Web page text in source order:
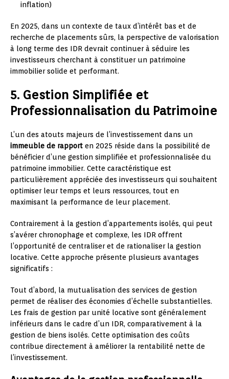
inflation)
En 2025, dans un contexte de taux d’intérêt bas et de
recherche de placements sûrs, la perspective de valorisation
à long terme des IDR devrait continuer à séduire les
investisseurs cherchant à constituer un patrimoine
immobilier solide et performant.
5. Gestion Simplifiée et
Professionnalisation du Patrimoine
L’un des atouts majeurs de l’investissement dans un
immeuble de rapport en 2025 réside dans la possibilité de
bénéficier d’une gestion simplifiée et professionnalisée du
patrimoine immobilier. Cette caractéristique est
particulièrement appréciée des investisseurs qui souhaitent
optimiser leur temps et leurs ressources, tout en
maximisant la performance de leur placement.
Contrairement à la gestion d’appartements isolés, qui peut
s’avérer chronophage et complexe, les IDR offrent
l’opportunité de centraliser et de rationaliser la gestion
locative. Cette approche présente plusieurs avantages
significatifs :
Tout d’abord, la mutualisation des services de gestion
permet de réaliser des économies d’échelle substantielles.
Les frais de gestion par unité locative sont généralement
inférieurs dans le cadre d’un IDR, comparativement à la
gestion de biens isolés. Cette optimisation des coûts
contribue directement à améliorer la rentabilité nette de
l’investissement.